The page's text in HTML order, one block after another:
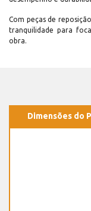
Com peças de
tranquilidade para
obra.
Dimensões do